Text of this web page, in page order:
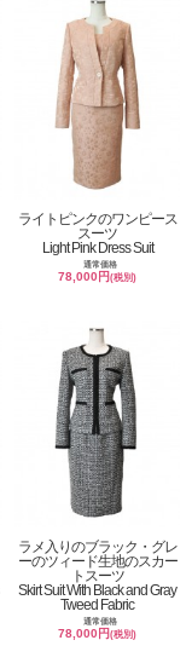
ライトピンクのワンピース
スーツ
Light Pink Dress Suit
通常価格
78,000円(税別)
ラメ入りのブラック・グレ
ーのツィード生地のスカー
トスーツ
Skirt Suit With Black and Gray
Tweed Fabric
通常価格
78,000円(税別)